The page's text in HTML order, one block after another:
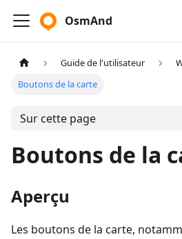
OsmAnd
Guide de l'utilisateur
Boutons de la carte
Sur cette page
Boutons de la
Aperçu
Les boutons de la carte,